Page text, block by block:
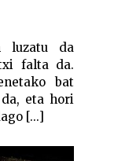
luzatu da
falta da.
bat
eta hori
[...]